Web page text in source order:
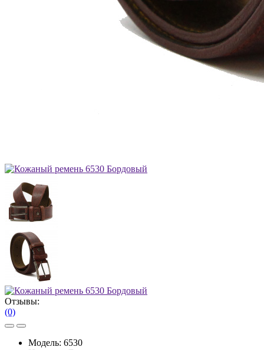
Отзывы:
(0)
Модель: 6530